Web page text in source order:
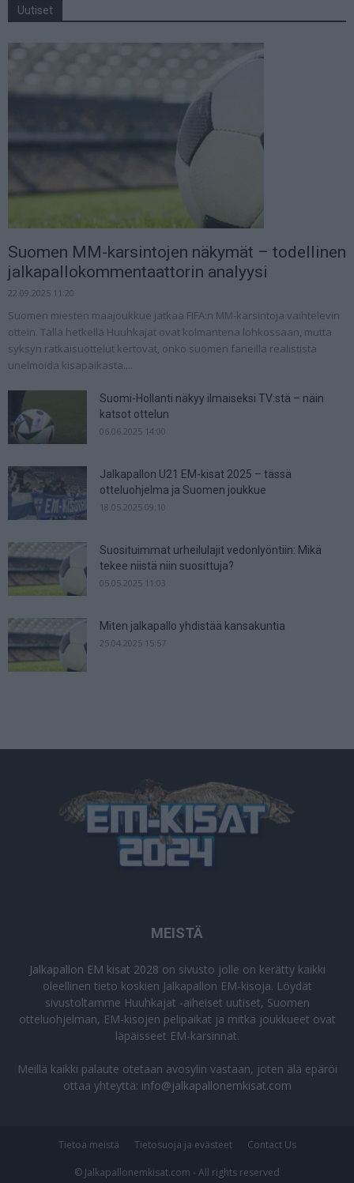
Uutiset
Suomen MM-karsintojen näkymät – todellinen
jalkapallokommentaattorin analyysi
22.09.2025 11:20
Suomen miesten maajoukkue jatkaa FIFA:n MM-karsintoja vaihtelevin
ottein. Tällä hetkellä Huuhkajat ovat kolmantena lohkossaan, mutta
syksyn ratkaisuottelut kertovat, onko suomen faneilla realistista
unelmoida kisapaikasta....
Suomi-Hollanti näkyy ilmaiseksi TV:stä – näin
katsot ottelun
06.06.2025 14:00
Jalkapallon U21 EM-kisat 2025 – tässä
otteluohjelma ja Suomen joukkue
18.05.2025 09:10
Suosituimmat urheilulajit vedonlyöntiin: Mikä
tekee niistä niin suosittuja?
05.05.2025 11:03
Miten jalkapallo yhdistää kansakuntia
25.04.2025 15:57
MEISTÄ
Jalkapallon EM kisat 2028 on sivusto jolle on kerätty kaikki
oleellinen tieto koskien Jalkapallon EM-kisoja. Löydät
sivustoltamme Huuhkajat -aiheiset uutiset, Suomen
otteluohjelman, EM-kisojen pelipaikat ja mitkä joukkueet ovat
läpäisseet EM-karsinnat.
Meillä kaikki palaute otetaan avosylin vastaan, joten älä epäröi
ottaa yhteyttä: info@jalkapallonemkisat.com
Tietoa meistä Tietosuoja ja evästeet Contact Us
© Jalkapallonemkisat.com - All rights reserved